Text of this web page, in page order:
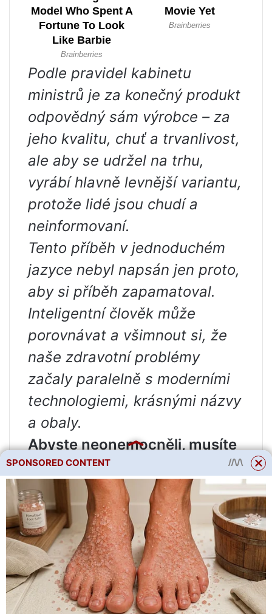
Podle pravidel kabinetu
ministrů je za konečný produkt
odpovědný sám výrobce – za
jeho kvalitu, chuť a trvanlivost,
ale aby se udržel na trhu,
vyrábí hlavně levnější variantu,
protože lidé jsou chudí a
neinformovaní.
Tento příběh v jednoduchém
jazyce nebyl napsán jen proto,
aby si příběh zapamatoval.
Inteligentní člověk může
porovnávat a všimnout si, že
naše zdravotní problémy
začaly paralelně s moderními
technologiemi, krásnými názvy
a obaly.
Abyste neonemocněli, musíte
být při výběru jídla velmi
opatrní.
Proveďte prevenci pomocí
houby Veselka, pomozte
svému tělu, protože léčba je
velmi obtížná a nákladná a
také trvá dlouho. Obraťte se k
SPONSORED CONTENT